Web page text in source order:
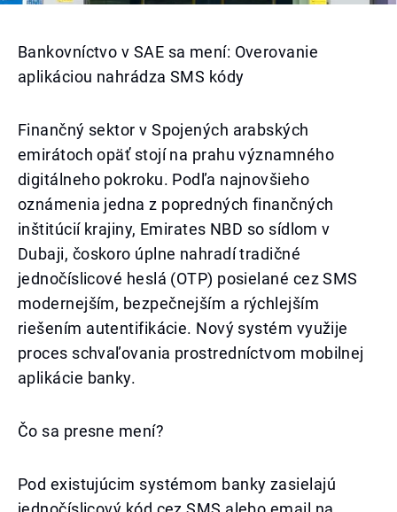
Bankovníctvo v SAE sa mení: Overovanie
aplikáciou nahrádza SMS kódy
Finančný sektor v Spojených arabských
emirátoch opäť stojí na prahu významného
digitálneho pokroku. Podľa najnovšieho
oznámenia jedna z popredných finančných
inštitúcií krajiny, Emirates NBD so sídlom v
Dubaji, čoskoro úplne nahradí tradičné
jednočíslicové heslá (OTP) posielané cez SMS
modernejším, bezpečnejším a rýchlejším
riešením autentifikácie. Nový systém využije
proces schvaľovania prostredníctvom mobilnej
aplikácie banky.
Čo sa presne mení?
Pod existujúcim systémom banky zasielajú